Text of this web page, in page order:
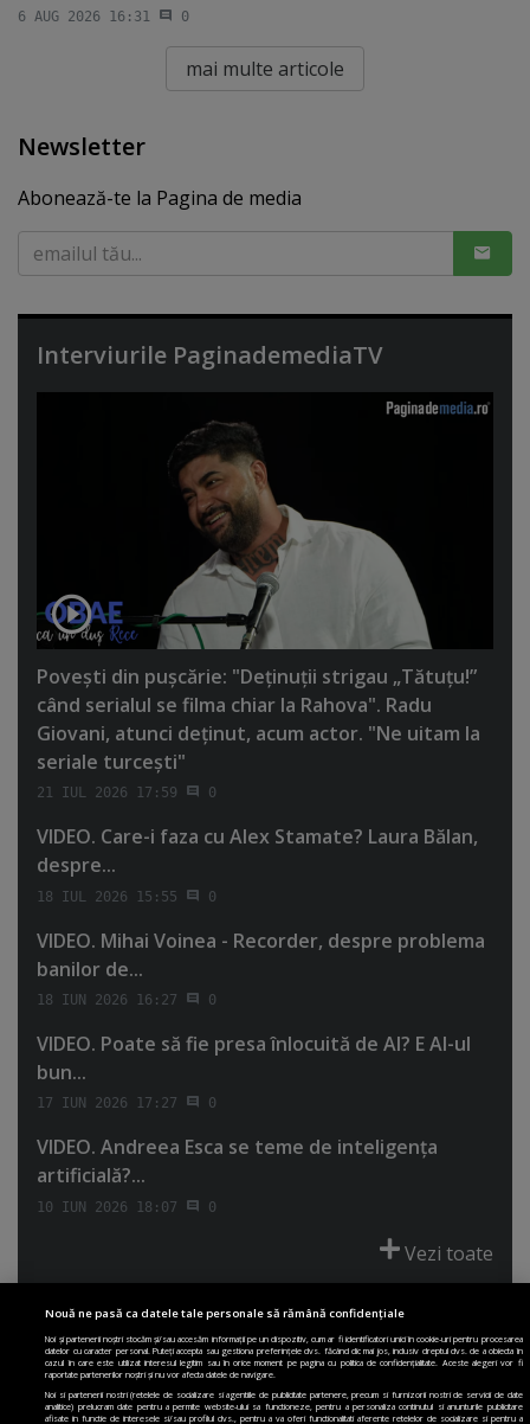
6 AUG 2026 16:31 0
mai multe articole
Newsletter
Abonează-te la Pagina de media
Interviurile PaginademediaTV
Poveşti din puşcărie: "Deţinuţii strigau „Tătuţu!”
când serialul se filma chiar la Rahova". Radu
Giovani, atunci deţinut, acum actor. "Ne uitam la
seriale turceşti"
21 IUL 2026 17:59 0
VIDEO. Care-i faza cu Alex Stamate? Laura Bălan,
despre...
18 IUL 2026 15:55 0
VIDEO. Mihai Voinea - Recorder, despre problema
banilor de...
18 IUN 2026 16:27 0
VIDEO. Poate să fie presa înlocuită de AI? E AI-ul
bun...
17 IUN 2026 17:27 0
VIDEO. Andreea Esca se teme de inteligenţa
artificială?...
10 IUN 2026 18:07 0
Vezi toate
PRIMA PAGINĂ
POLITICA DE COLECTARE ACORD COOKIE
POLITICA DE CONFIDENȚIALITATE
DESPRE SITE
ECHIPA
Nouă ne pasă ca datele tale personale să rămână confidențiale
Noi și partenerii noștri stocăm și/sau accesăm informații pe un dispozitiv, cum ar fi identificatori unici în cookie-uri pentru procesarea
datelor cu caracter personal. Puteți accepta sau gestiona preferințele dvs. făcând clic mai jos, inclusiv dreptul dvs. de a obiecta în
cazul în care este utilizat interesul legitim sau în orice moment pe pagina cu politica de confidențialitate. Aceste alegeri vor fi
raportate partenerilor noștri și nu vor afecta datele de navigare.
Noi si partenerii nostri (retelele de socializare si agentiile de publicitate partenere, precum si furnizorii nostri de servicii de date
analitice) prelucram date pentru a permite website-ului sa functioneze, pentru a personaliza continutul si anunturile publicitare
afisate in functie de interesele si/sau profilul dvs., pentru a va oferi functionalitati aferente retelelor de socializare si pentru a